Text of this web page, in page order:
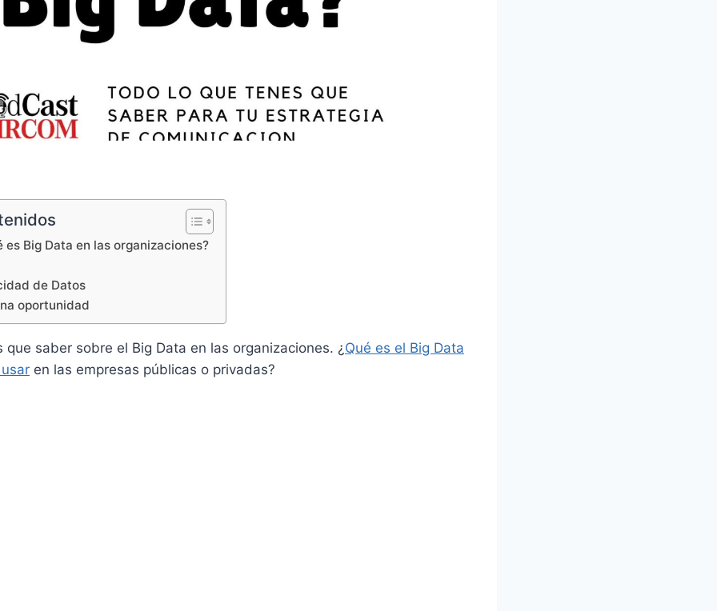
es Big Data en las organizaciones?
de Datos
oportunidad
que saber sobre el Big Data en las organizaciones. ¿ Qué es el Big Data
en las empresas públicas o privadas?